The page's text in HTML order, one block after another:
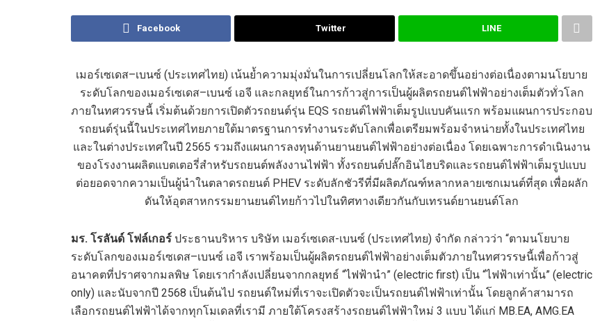
Facebook Twitter LINE
เมอร์เซเดส–เบนซ์ (ประเทศไทย) เน้นย้ำความมุ่งมั่นในการเปลี่ยนโลกให้สะอาดขึ้นอย่างต่อเนื่องตามนโยบาย
ระดับโลกของเมอร์เซเดส–เบนซ์ เอจี และกลยุทธ์ในการก้าวสู่การเป็นผู้ผลิตรถยนต์ไฟฟ้าอย่างเต็มตัวทั่วโลก
ภายในทศวรรษนี้ เริ่มต้นด้วยการเปิดตัวรถยนต์รุ่น EQS รถยนต์ไฟฟ้าเต็มรูปแบบคันแรก พร้อมแผนการประกอบ
รถยนต์รุ่นนี้ในประเทศไทยภายใต้มาตรฐานการทำงานระดับโลกเพื่อเตรียมพร้อมจำหน่ายทั้งในประเทศไทย
และในต่างประเทศในปี 2565 รวมถึงแผนการลงทุนด้านยานยนต์ไฟฟ้าอย่างต่อเนื่อง โดยเฉพาะการดำเนินงาน
ของโรงงานผลิตแบตเตอรี่สำหรับรถยนต์พลังงานไฟฟ้า ทั้งรถยนต์ปลั๊กอินไฮบริดและรถยนต์ไฟฟ้าเต็มรูปแบบ
ต่อยอดจากความเป็นผู้นำในตลาดรถยนต์ PHEV ระดับลักชัวรีที่มีผลิตภัณฑ์หลากหลายเซกเมนต์ที่สุด เพื่อผลัก
ดันให้อุตสาหกรรมยานยนต์ไทยก้าวไปในทิศทางเดียวกันกับเทรนด์ยานยนต์โลก
มร. โรลันด์ โฟล์เกอร์ ประธานบริหาร บริษัท เมอร์เซเดส-เบนซ์ (ประเทศไทย) จำกัด กล่าวว่า “ตามนโยบาย
ระดับโลกของเมอร์เซเดส–เบนซ์ เอจี เราพร้อมเป็นผู้ผลิตรถยนต์ไฟฟ้าอย่างเต็มตัวภายในทศวรรษนี้เพื่อก้าวสู่
อนาคตที่ปราศจากมลพิษ โดยเรากำลังเปลี่ยนจากกลยุทธ์ “ไฟฟ้านำ” (electric first) เป็น “ไฟฟ้าเท่านั้น” (electric
only) และนับจากปี 2568 เป็นต้นไป รถยนต์ใหม่ที่เราจะเปิดตัวจะเป็นรถยนต์ไฟฟ้าเท่านั้น โดยลูกค้าสามารถ
เลือกรถยนต์ไฟฟ้าได้จากทุกโมเดลที่เรามี ภายใต้โครงสร้างรถยนต์ไฟฟ้าใหม่ 3 แบบ ได้แก่ MB.EA, AMG.EA